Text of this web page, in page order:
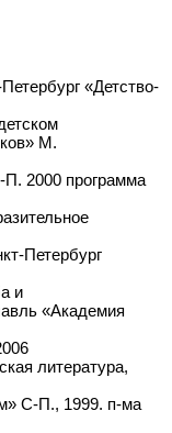
«Детство-
М.
2000 программа
Петербург
и
«Академия
литература,
С-П., 1999. п-ма